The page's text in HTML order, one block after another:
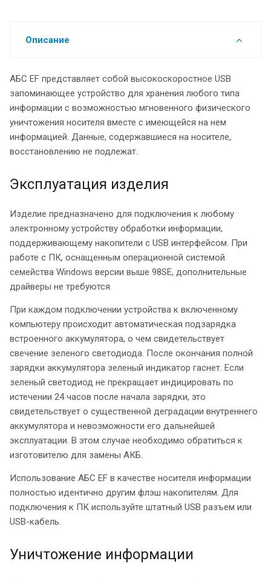
Описание
АБС EF представляет собой высокоскоростное USB
запоминающее устройство для хранения любого типа
информации с возможностью мгновенного физического
уничтожения носителя вместе с имеющейся на нем
информацией. Данные, содержавшиеся на носителе,
восстановлению не подлежат.
Эксплуатация изделия
Изделие предназначено для подключения к любому
электронному устройству обработки информации,
поддерживающему накопители с USB интерфейсом. При
работе с ПК, оснащенным операционной системой
семейства Windows версии выше 98SE, дополнительные
драйверы не требуются.
При каждом подключении устройства к включенному
компьютеру происходит автоматическая подзарядка
встроенного аккумулятора, о чем свидетельствует
свечение зеленого светодиода. После окончания полной
зарядки аккумулятора зеленый индикатор гаснет. Если
зеленый светодиод не прекращает индицировать по
истечении 24 часов после начала зарядки, это
свидетельствует о существенной деградации внутреннего
аккумулятора и невозможности его дальнейшей
эксплуатации. В этом случае необходимо обратиться к
изготовителю для замены АКБ.
Использование АБС EF в качестве носителя информации
полностью идентично другим флэш накопителям. Для
подключения к ПК используйте штатный USB разъем или
USB-кабель.
Уничтожение информации